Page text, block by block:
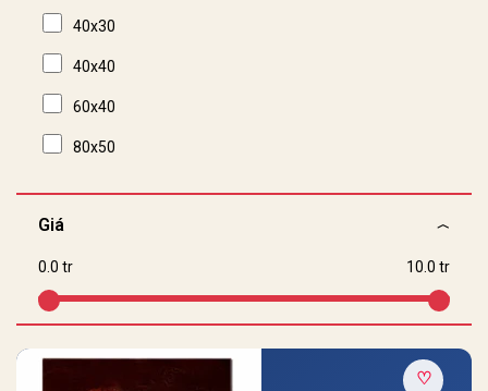
40x30
40x40
60x40
80x50
Giá
0.0 tr 10.0 tr
♡